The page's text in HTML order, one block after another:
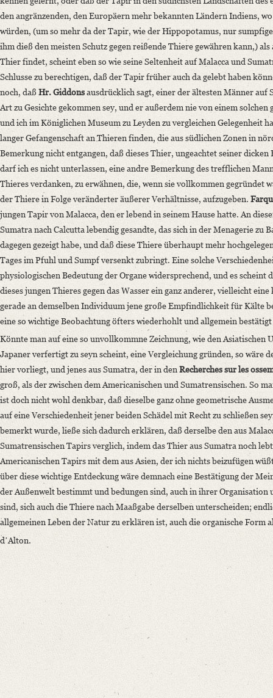
den angränzenden, den Europäern mehr bekannten Ländern Indiens,
würden, (um so mehr da der Tapir, wie der Hippopotamus, nur
ihm dieß den meisten Schutz gegen reißende Thiere gewähren kann,)
Thier findet, scheint eben so wie seine Seltenheit auf Malacca und
Schlusse zu berechtigen, daß der Tapir früher auch da gelebt haben
noch, daß Hr. Giddonsausdrücklich sagt, einer der ältesten Männer
Art zu Gesichte gekommen sey, und er außerdem nie von einem
und ich im Königlichen Museum zu Leyden zu vergleichen Gelegenheit
langer Gefangenschaft an Thieren finden, die aus südlichen Zonen in
Bemerkung nicht entgangen, daß dieses Thier, ungeachtet seiner
darf ich es nicht unterlassen, eine andre Bemerkung des trefflichen
Thieres verdanken, zu erwähnen, die, wenn sie vollkommen gegründet
der Thiere in Folge veränderter äußerer Verhältnisse, aufzugeben.
jungen Tapir von Malacca, den er lebend in seinem Hause hatte. An
Sumatra nach Calcutta lebendig gesandte, das sich in der Menagerie
dagegen gezeigt habe, und daß diese Thiere überhaupt mehr
Tages im Pfuhl und Sumpf versenkt zubringt. Eine solche
physiologischen Bedeutung der Organe widersprechend, und es
dieses jungen Thieres gegen das Wasser ein ganz anderer, vielleicht
gerade an demselben Individuum jene große Empfindlichkeit für Kälte
eine so wichtige Beobachtung öfters wiederhohlt und allgemein
Könnte man auf eine so unvollkommne Zeichnung, wie den
Japaner verfertigt zu seyn scheint, eine Vergleichung gründen, so wäre
hier vorliegt, und jenes aus Sumatra, der in denRecherches sur les
groß, als der zwischen dem Americanischen und Sumatrensischen. So
ist doch nicht wohl denkbar, daß dieselbe ganz ohne geometrische
auf eine Verschiedenheit jener beiden Schädel mit Recht zu schließen
bemerkt wurde, ließe sich dadurch erklären, daß derselbe den aus
Sumatrensischen Tapirs verglich, indem das Thier aus Sumatra noch
Americanischen Tapirs mit dem aus Asien, der ich nichts beizufügen
über diese wichtige Entdeckung wäre demnach eine Bestätigung der
der Außenwelt bestimmt und bedungen sind, auch in ihrer
sind, sich auch die Thiere nach Maaßgabe derselben unterscheiden;
allgemeinen Leben der Natur zu erklären ist, auch die organische Form
dʼAlton.